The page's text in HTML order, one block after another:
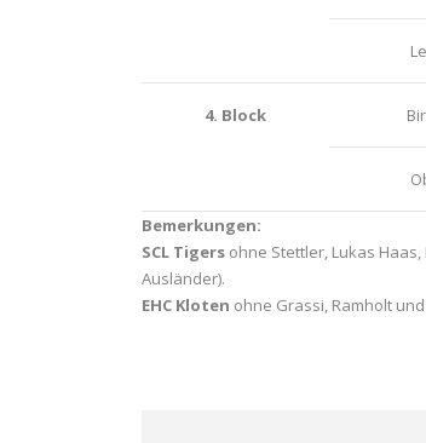
4. Block
Bemerkungen:
SCL Tigers ohne Stettler, Lukas
Ausländer).
EHC Kloten ohne Grassi, Ramholt